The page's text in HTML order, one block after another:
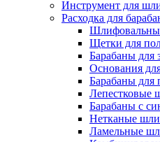
Инструмент для
Расходка для
Щетки для
Барабаны для
Основания
Барабаны для
Лепестковые
Барабаны с
Нетканые
Ламельные